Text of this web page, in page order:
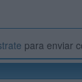
para enviar